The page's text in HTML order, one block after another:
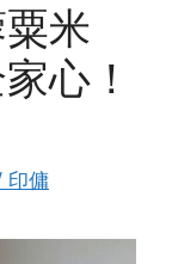
米
心！
印傭